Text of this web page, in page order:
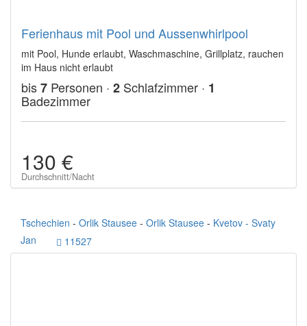
Ferienhaus mit Pool und Aussenwhirlpool
mit Pool, Hunde erlaubt, Waschmaschine, Grillplatz, rauchen
im Haus nicht erlaubt
bis7 Personen · 2 Schlafzimmer · 1
Badezimmer
130 €
Durchschnitt/Nacht
Tschechien - Orlik Stausee - Orlik Stausee - Kvetov - Svaty
Jan
11527